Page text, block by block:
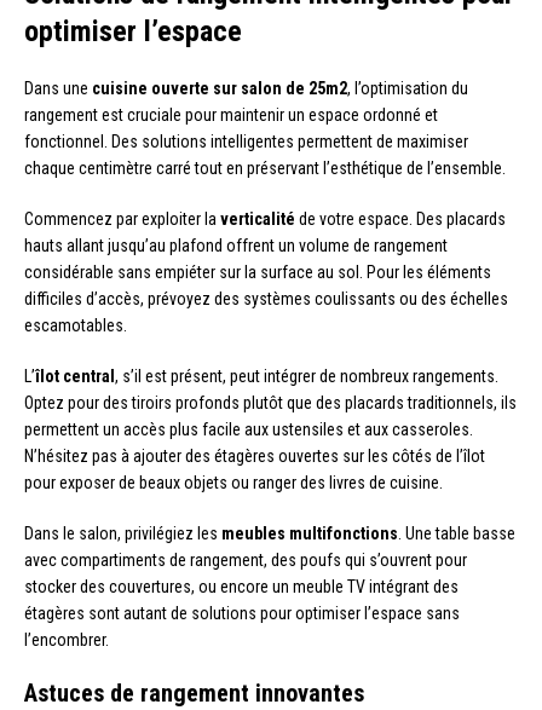
optimiser l’espace
Dans une cuisine ouverte sur salon de 25m2, l’optimisation du
rangement est cruciale pour maintenir un espace ordonné et
fonctionnel. Des solutions intelligentes permettent de maximiser
chaque centimètre carré tout en préservant l’esthétique de l’ensemble.
Commencez par exploiter la verticalité de votre espace. Des placards
hauts allant jusqu’au plafond offrent un volume de rangement
considérable sans empiéter sur la surface au sol. Pour les éléments
difficiles d’accès, prévoyez des systèmes coulissants ou des échelles
escamotables.
L’îlot central , s’il est présent, peut intégrer de nombreux rangements.
Optez pour des tiroirs profonds plutôt que des placards traditionnels, ils
permettent un accès plus facile aux ustensiles et aux casseroles.
N’hésitez pas à ajouter des étagères ouvertes sur les côtés de l’îlot
pour exposer de beaux objets ou ranger des livres de cuisine.
Dans le salon, privilégiez les meubles multifonctions . Une table basse
avec compartiments de rangement, des poufs qui s’ouvrent pour
stocker des couvertures, ou encore un meuble TV intégrant des
étagères sont autant de solutions pour optimiser l’espace sans
l’encombrer.
Astuces de rangement innovantes